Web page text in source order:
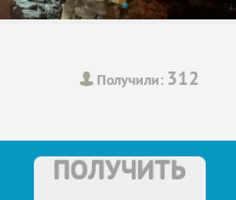
Получили: 312
ПОЛУЧИТЬ